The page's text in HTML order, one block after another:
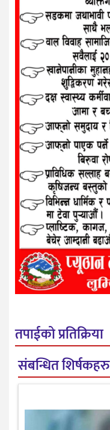
तपाईको प्रतिक्रिया
संबन्धित शिर्षकहरु